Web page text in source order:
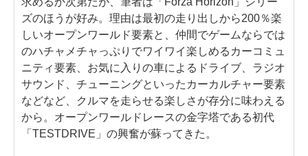
ズのほうが好み。理由は最初の走り出しから200％楽
しいオープンワールド要素と、仲間でゲームならでは
のハチャメチャっぷりでワイワイ楽しめるカーコミュ
ニティ要素、お気に入りの車によるドライブ、ラジオ
サウンド、チューニングといったカーカルチャー要素
などなど、クルマを走らせる楽しさが存分に味わえる
から。オープンワールドレースの金字塔である初代
「TESTDRIVE」の興奮が蘇ってきた。